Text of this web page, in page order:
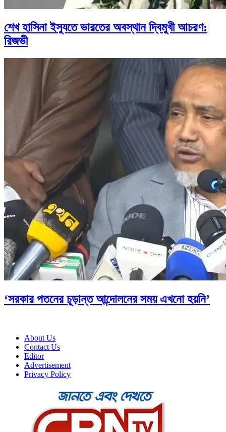
শেখ হাসিনা ইস্যুতে ভারতের অবস্থান দ্বিমুখী আচরণ:
রিজভী
‘সরকার পতনের চূড়ান্ত আন্দোলনের সময় এখনো হয়নি’
About Us
Contact Us
Editor
Advertisement
Privacy Policy